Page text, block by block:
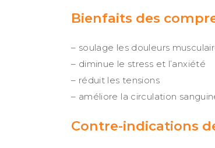
Bienfaits des
– soulage les douleurs
– diminue le stress et l’anxiété
– réduit les tensions
– améliore la circulation
Contre-indications